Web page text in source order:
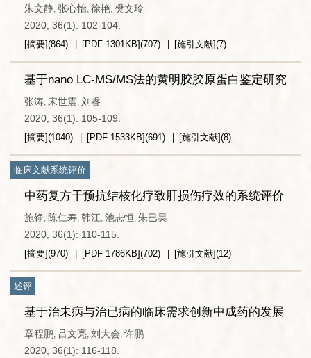
朱文静, 张心怡, 徐艳, 樊文玲
2020, 36(1): 102-104.
[摘要](864) [PDF 1301KB](707) [施引文献](7)
基于nano LC-MS/MS法的黄明胶胶原蛋白鉴定研究
张涛, 宋世震, 刘睿
2020, 36(1): 105-109.
[摘要](1040) [PDF 1533KB](691) [施引文献](8)
临床文献系统评价
中药复方干预抗结核化疗致肝损伤疗效的系统评价
施铮, 陈仁寿, 韩江, 池志恒, 朱巳旲
2020, 36(1): 110-115.
[摘要](970) [PDF 1786KB](702) [施引文献](12)
述评
基于治未病与治已病的临床需求创新中成药的发展
章程鹏, 吕文亮, 刘大会, 许鹏
2020, 36(1): 116-118.